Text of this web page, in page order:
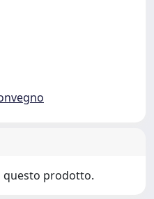
questo prodotto.